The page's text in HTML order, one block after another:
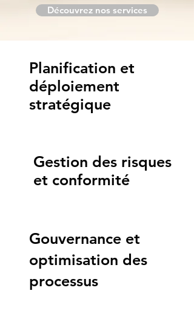
Découvrez nos services
Planification et
déploiement
stratégique
Gestion des risques
et conformité
Gouvernance et
optimisation des
processus